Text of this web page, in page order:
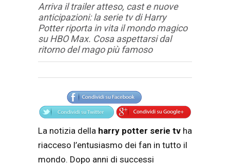
Arriva il trailer atteso, cast e nuove
anticipazioni: la serie tv di Harry
Potter riporta in vita il mondo magico
su HBO Max. Cosa aspettarsi dal
ritorno del mago più famoso
Articolo
Testo articolo principale
La notizia della harry potter serie tv ha
riacceso l’entusiasmo dei fan in tutto il
mondo. Dopo anni di successi